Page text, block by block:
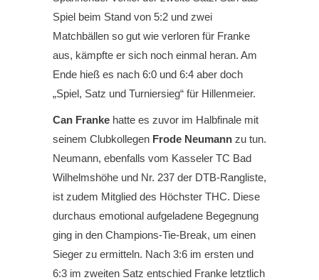
Spiel beim Stand von 5:2 und zwei
Matchbällen so gut wie verloren für Franke
aus, kämpfte er sich noch einmal heran. Am
Ende hieß es nach 6:0 und 6:4 aber doch
„Spiel, Satz und Turniersieg“ für Hillenmeier.
Can Franke hatte es zuvor im Halbfinale mit
seinem Clubkollegen Frode Neumann zu tun.
Neumann, ebenfalls vom Kasseler TC Bad
Wilhelmshöhe und Nr. 237 der DTB-Rangliste,
ist zudem Mitglied des Höchster THC. Diese
durchaus emotional aufgeladene Begegnung
ging in den Champions-Tie-Break, um einen
Sieger zu ermitteln. Nach 3:6 im ersten und
6:3 im zweiten Satz entschied Franke letztlich